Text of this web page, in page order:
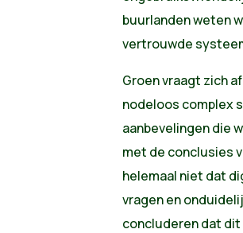
buurlanden weten
vertrouwde
Groen vraagt zich
nodeloos complex
aanbevelingen die
met de conclusies
helemaal niet dat
vragen en
concluderen dat